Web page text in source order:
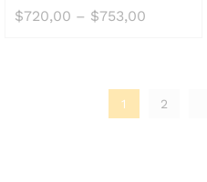
$720,00 – $753,00
1 2